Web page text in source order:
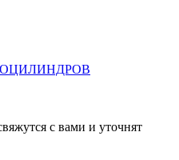
с вами и уточнят